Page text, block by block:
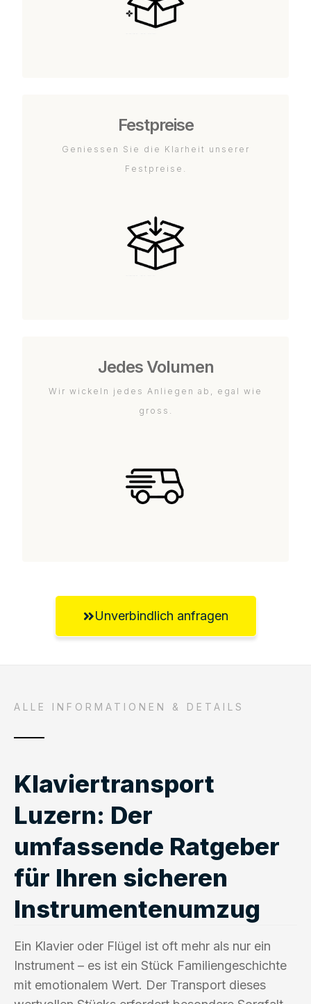
Festpreise
Geniessen Sie die Klarheit unserer
Festpreise.
Jedes Volumen
Wir wickeln jedes Anliegen ab, egal wie
gross.
Unverbindlich anfragen
ALLE INFORMATIONEN & DETAILS
Klaviertransport
Luzern: Der
umfassende Ratgeber
für Ihren sicheren
Instrumentenumzug
Ein Klavier oder Flügel ist oft mehr als nur ein
Instrument – es ist ein Stück Familiengeschichte
mit emotionalem Wert. Der Transport dieses